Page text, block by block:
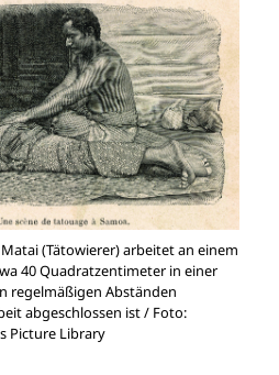
(Tätowierer) arbeitet an einem
40 Quadratzentimeter in einer
regelmäßigen Abständen
abgeschlossen ist / Foto:
Picture Library